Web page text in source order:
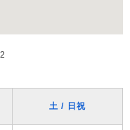
土 / 日祝